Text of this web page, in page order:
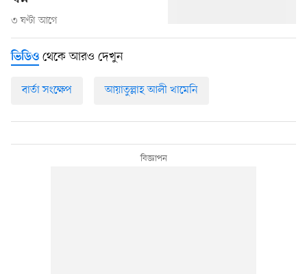
৩ ঘণ্টা আগে
ভিডিও থেকে আরও দেখুন
বার্তা সংক্ষেপ আয়াতুল্লাহ আলী খামেনি